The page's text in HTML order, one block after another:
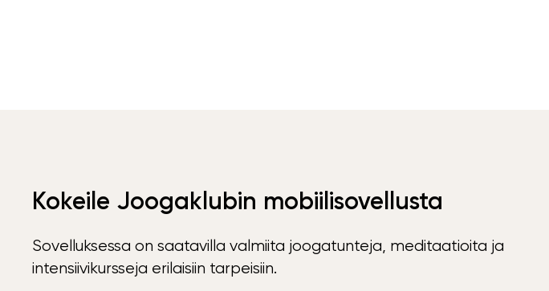
Kokeile Joogaklubin mobiilisovellusta
Sovelluksessa on saatavilla valmiita joogatunteja, meditaatioita ja
intensiivikursseja erilaisiin tarpeisiin.